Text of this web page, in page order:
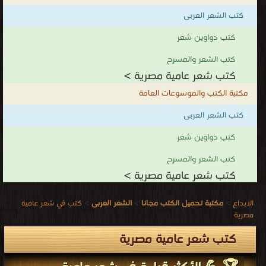
والمساهمة
الحفاظ
الشعبية.
يمكن
محتوى
هذا
القسم
متنوعًا
وشاملًا ويتضمن قصائد حول مواضيع مختلفة مثل الحب والشجب
والوطنية والتاريخ والحياة اليومية. قسم الشعر العامية يلعب دورًا مهمًا
في الحفاظ على التراث اللغوي والثقافي للمجتمعات وفي توثيق تجارب
كتب الشعر العربى
كتب دواوين شعر
كتب الشعر والمسرح
كتب شعر عامية مصرية >
مكتبة الكتب والموسوعات العامة
كتب الشعر العربى
كتب دواوين شعر
كتب الشعر والمسرح
كتب شعر عامية مصرية >
الابداع > مكتبة تحميل الكتب مجانا > الشعر العربى > كتب في شعر عامية
مصرية
كتب شعر عامية مصرية